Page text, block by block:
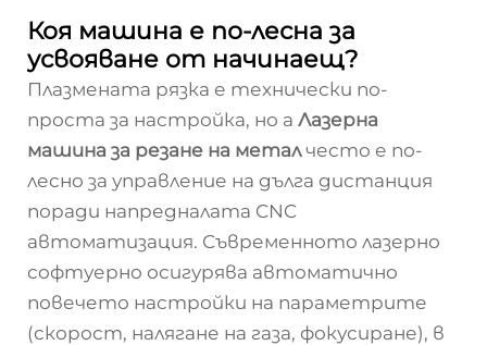
Коя машина е по-лесна за
усвояване от начинаещ?
Плазмената рязка е технически по-
проста за настройка, но а Лазерна
машина за резане на металчесто е по-
лесно за управление на дълга дистанция
поради напредналата CNC
автоматизация. Съвременното лазерно
софтуерно осигурява автоматично
повечето настройки на параметрите
(скорост, налягане на газа, фокусиране), в